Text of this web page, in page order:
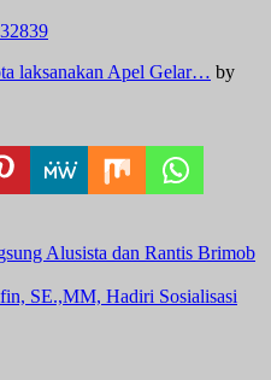
laksanakan Apel Gelar… by
Alusista dan Rantis Brimob
SE.,MM, Hadiri Sosialisasi